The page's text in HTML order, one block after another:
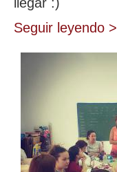
Seguir leyendo >